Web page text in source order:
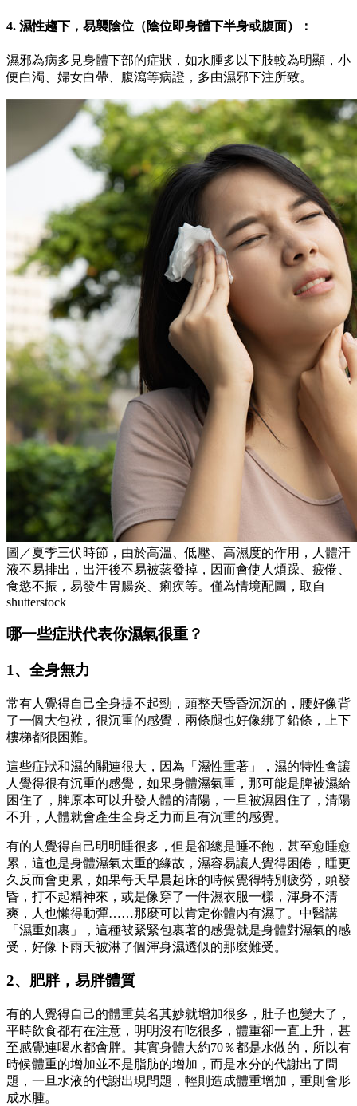
4. 濕性趨下，易襲陰位（陰位即身體下半身或腹面）：
濕邪為病多見身體下部的症狀，如水腫多以下肢較為明顯，小
便白濁、婦女白帶、腹瀉等病證，多由濕邪下注所致。
圖／夏季三伏時節，由於高溫、低壓、高濕度的作用，人體汗
液不易排出，出汗後不易被蒸發掉，因而會使人煩躁、疲倦、
食慾不振，易發生胃腸炎、痢疾等。僅為情境配圖，取自
shutterstock
哪一些症狀代表你濕氣很重？
1、全身無力
常有人覺得自己全身提不起勁，頭整天昏昏沉沉的，腰好像背
了一個大包袱，很沉重的感覺，兩條腿也好像綁了鉛條，上下
樓梯都很困難。
這些症狀和濕的關連很大，因為「濕性重著」，濕的特性會讓
人覺得很有沉重的感覺，如果身體濕氣重，那可能是脾被濕給
困住了，脾原本可以升發人體的清陽，一旦被濕困住了，清陽
不升，人體就會產生全身乏力而且有沉重的感覺。
有的人覺得自己明明睡很多，但是卻總是睡不飽，甚至愈睡愈
累，這也是身體濕氣太重的緣故，濕容易讓人覺得困倦，睡更
久反而會更累，如果每天早晨起床的時候覺得特別疲勞，頭發
昏，打不起精神來，或是像穿了一件濕衣服一樣，渾身不清
爽，人也懶得動彈……那麼可以肯定你體內有濕了。中醫講
「濕重如裹」，這種被緊緊包裹著的感覺就是身體對濕氣的感
受，好像下雨天被淋了個渾身濕透似的那麼難受。
2、肥胖，易胖體質
有的人覺得自己的體重莫名其妙就增加很多，肚子也變大了，
平時飲食都有在注意，明明沒有吃很多，體重卻一直上升，甚
至感覺連喝水都會胖。其實身體大約70％都是水做的，所以有
時候體重的增加並不是脂肪的增加，而是水分的代謝出了問
題，一旦水液的代謝出現問題，輕則造成體重增加，重則會形
成水腫。